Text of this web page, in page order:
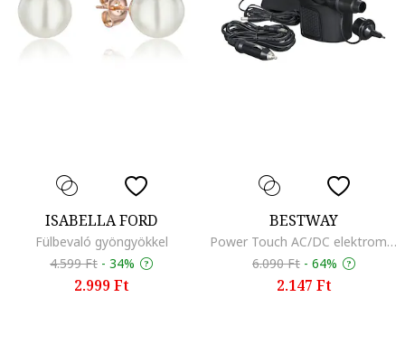
ISABELLA FORD
Fülbevaló gyöngyökkel
4.599 Ft - 34%
2.999 Ft
BESTWAY
Power Touch AC/DC elektromos elektromos pumpa
6.090 Ft - 64%
2.147 Ft